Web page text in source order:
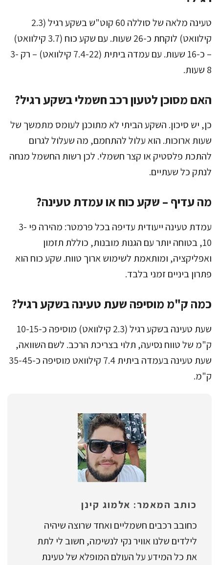
טעינה מלאה של סוללה 60 קוט"ש בשקע רגיל (2.3
קילוואט) לוקחת כ-26 שעות. עם שקע כוח (3.7 קילוואט)
– כ-16 שעות. עם עמדה ביתית (7.4-22 קילוואט) – רק 3-
8 שעות.
האם מסוכן לטעון רכב חשמלי בשקע רגיל?
כן, יש סיכון. השקע הביתי לא מתוכנן לעומס מתמשך של
שעות ארוכות. הוא עלול להתחמם, מה שעלול לגרום
להתכת פלסטיק או קצר חשמלי. לכן רשות החשמל מנחה
לנתק כל שעתיים.
מה עדיף – שקע כוח או עמדת טעינה?
עמדת טעינה ייעודית עדיפה בכל פרמטר: מהירה פי 3-
10, בטוחה יותר עם הגנות מובנות, כוללת תזמון
ואפליקציה, ומותאמת לשימוש ארוך טווח. שקע כוח הוא
פתרון ביניים זמני בלבד.
כמה ק"מ מוסיפה שעת טעינה בשקע רגיל?
שעת טעינה בשקע רגיל (2.3 קילוואט) מוסיפה כ-10-15
ק"מ של טווח נסיעה, תלוי בצריכת הרכב. לשם השוואה,
שעת טעינה בעמדה ביתית 7.4 קילוואט מוסיפה כ-35-45
ק"מ.
כותב המאמר: אלמוג קינן
כחובב רכבים חשמליים ואחד שרוצה שיהיה
לילדים שלנו אוויר נקי לנשימה, חשוב לי לתת
את כל המידע על העולם המופלא של טעינת